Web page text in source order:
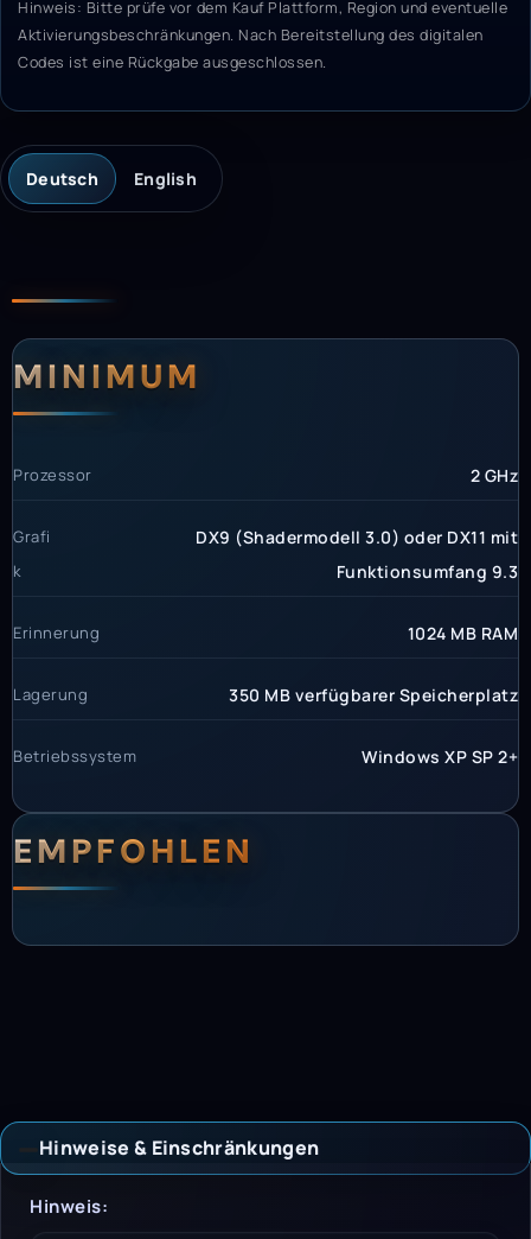
Hinweis: Bitte prüfe vor dem Kauf Plattform, Region und eventuelle
Aktivierungsbeschränkungen. Nach Bereitstellung des digitalen
Codes ist eine Rückgabe ausgeschlossen.
Deutsch English
MINIMUM
Prozessor 2 GHz
Grafi
k
DX9 (Shadermodell 3.0) oder DX11 mit
Funktionsumfang 9.3
Erinnerung 1024 MB RAM
Lagerung 350 MB verfügbarer Speicherplatz
Betriebssystem Windows XP SP 2+
EMPFOHLEN
Hinweise & Einschränkungen
Hinweise &
Hinweis: